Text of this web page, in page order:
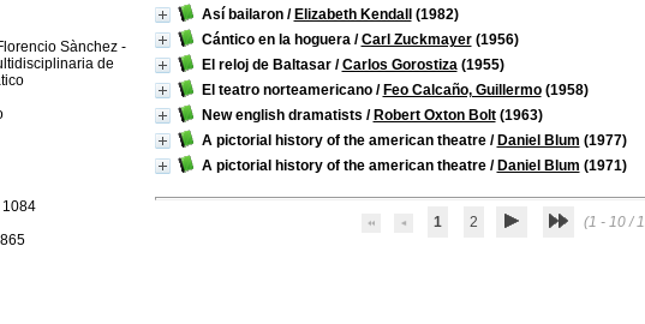
Así bailaron/ Elizabeth Kendall
(1982)
Cántico en la hoguera/Carl Zuckmayer(1956)
El reloj de Baltasar/Carlos Gorostiza(1955)
El teatro norteamericano/ Feo Calcaño, Guillermo(1958)
New english dramatists / Robert Oxton Bolt(1963)
A pictorial history of the american theatre/ Daniel Blum (1977)
A pictorial history of the american theatre/ Daniel Blum (1971)
1 2 (1 - 10 /
Sànchez -
de